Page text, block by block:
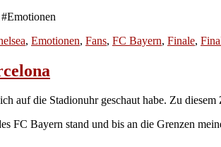
, Emotionen, Fans, FC Bayern, Finale,
auf die Stadionuhr geschaut habe. Zu
FC Bayern stand und bis an die Grenzen